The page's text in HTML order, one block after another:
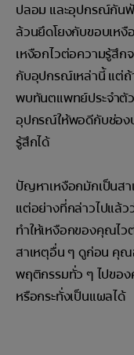
ปลอม และอุปกรณ์กัน
ล้วนยึดโยงกับขอบเห
เหงือกไวต่อความรู้สึก
กับอุปกรณ์เหล่านี้ แต่ถ้
พบทันตแพทย์ประจำตั
อุปกรณ์ให้พอดีกับช่อง
รู้สึกได้
ปัญหาเหงือกมักเป็นสา
แต่อย่างที่กล่าวไปแล้ว
ทำให้เหงือกของคุณไ
สาเหตุอื่น ๆ ดูก่อน คุณ
พฤติกรรมทั่ว ๆ ไปของ
หรือกระทั่งเป็นแผลได้